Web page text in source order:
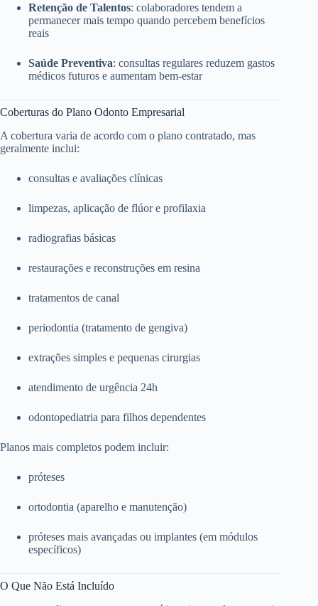
Retenção de Talentos: colaboradores tendem a
permanecer mais tempo quando percebem benefícios
reais
Saúde Preventiva: consultas regulares reduzem gastos
médicos futuros e aumentam bem-estar
Coberturas do Plano Odonto Empresarial
A cobertura varia de acordo com o plano contratado, mas
geralmente inclui:
consultas e avaliações clínicas
limpezas, aplicação de flúor e profilaxia
radiografias básicas
restaurações e reconstruções em resina
tratamentos de canal
periodontia (tratamento de gengiva)
extrações simples e pequenas cirurgias
atendimento de urgência 24h
odontopediatria para filhos dependentes
Planos mais completos podem incluir:
próteses
ortodontia (aparelho e manutenção)
próteses mais avançadas ou implantes (em módulos
específicos)
O Que Não Está Incluído